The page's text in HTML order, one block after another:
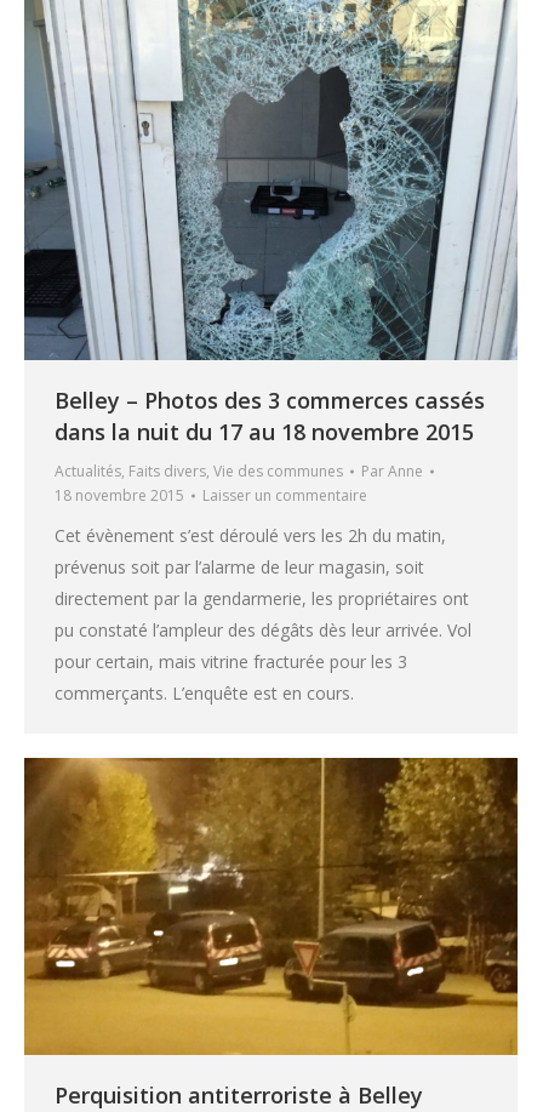
Belley – Photos des 3 commerces cassés
dans la nuit du 17 au 18 novembre 2015
Actualités, Faits divers, Vie des communes ParAnne
18 novembre 2015
Laisser un commentaire
Cet évènement s’est déroulé vers les 2h du matin,
prévenus soit par l’alarme de leur magasin, soit
directement par la gendarmerie, les propriétaires ont
pu constaté l’ampleur des dégâts dès leur arrivée. Vol
pour certain, mais vitrine fracturée pour les 3
commerçants. L’enquête est en cours.
Perquisition antiterroriste à Belley